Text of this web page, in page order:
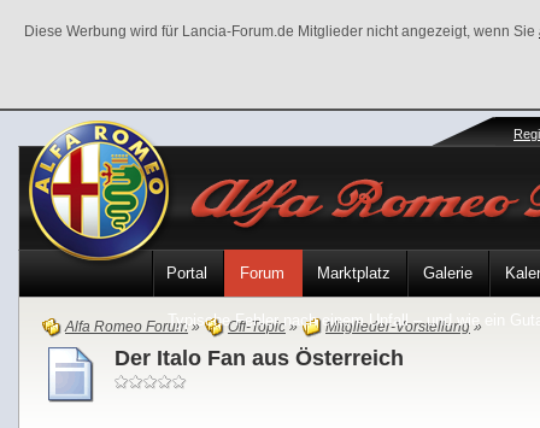
Diese Werbung wird für Lancia-Forum.de Mitglieder nicht angezeigt, wenn Sie
Portal Forum Marktplatz Galerie
Typische Fehler nach einem Unfall – und wie ein
Alfa Romeo Forum » Off-Topic » Mitglieder-Vorstellung »
Der Italo Fan aus Österreich